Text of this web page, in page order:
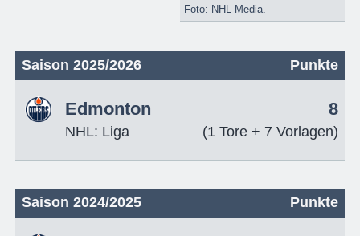
Foto: NHL Media.
Saison 2025/2026 Punkte
Edmonton
NHL: Liga
8
(1 Tore + 7 Vorlagen)
Saison 2024/2025 Punkte